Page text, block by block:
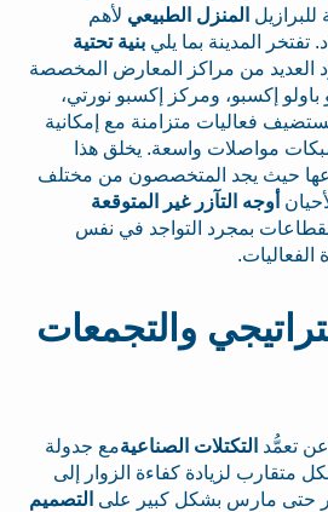
للبرازيل المنزل الطبيعي لأهم
تفتخر المدينة بما يلي بنية تحتية
العديد من مراكز المعارض المخصصة
إكسبو، ومركز إكسبو نورتي،
فعاليات متزامنة مع إمكانية
مواصلات واسعة. يخلق هذا
حيث يجد المتخصصون من مختلف
أوجه التآزر غير المتوقعة
بمجرد التواجد في نفس
الفعاليات.
والتجمعات
التكتلات الصناعيةمع جدولة
متقارب لزيادة كفاءة الزوار إلى
حتى مارس بشكل كبير على التصميم